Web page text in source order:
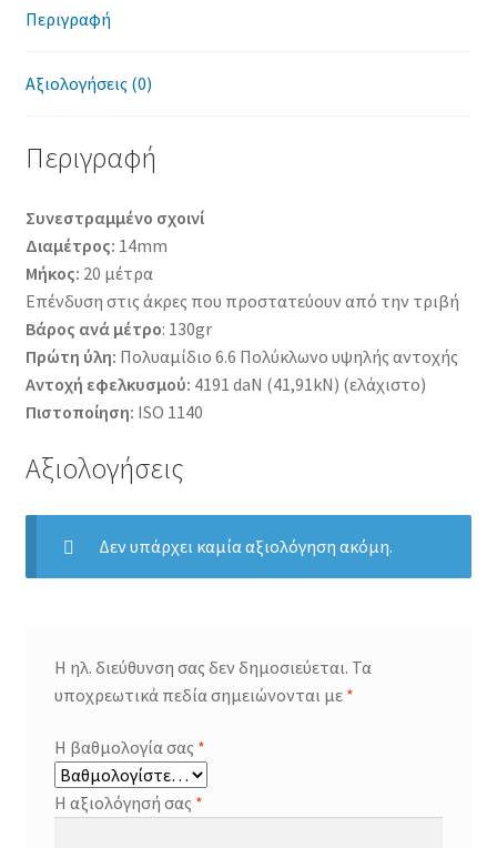
Περιγραφή
Αξιολογήσεις (0)
Περιγραφή
Συνεστραμμένο σχοινί
Διαμέτρος: 14mm
Μήκος: 20 μέτρα
Επένδυση στις άκρες που προστατεύουν από την τριβή
Βάρος ανά μέτρο: 130gr
Πρώτη ύλη: Πολυαμίδιο 6.6 Πολύκλωνο υψηλής αντοχής
Αντοχή εφελκυσμού: 4191 daN (41,91kN) (ελάχιστο)
Πιστοποίηση: ISO 1140
Αξιολογήσεις
Δεν υπάρχει καμία αξιολόγηση ακόμη.
Η ηλ. διεύθυνση σας δεν δημοσιεύεται. Τα
υποχρεωτικά πεδία σημειώνονται με *
Η βαθμολογία σας *
Η αξιολόγησή σας *